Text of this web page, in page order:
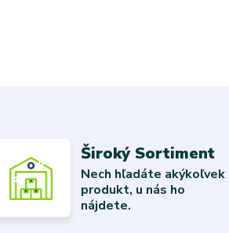
Široký Sortiment
Nech hľadáte akýkoľvek
produkt, u nás ho
nájdete.